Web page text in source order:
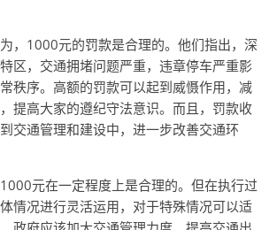
，1000元的罚款是合理的。他们指出，深
区，交通拥堵问题严重，违章停车严重影
秩序。高额的罚款可以起到威慑作用，减
提高大家的遵纪守法意识。而且，罚款收
交通管理和建设中，进一步改善交通环
元在一定程度上是合理的。但在执行过
情况进行灵活运用，对于特殊情况可以适